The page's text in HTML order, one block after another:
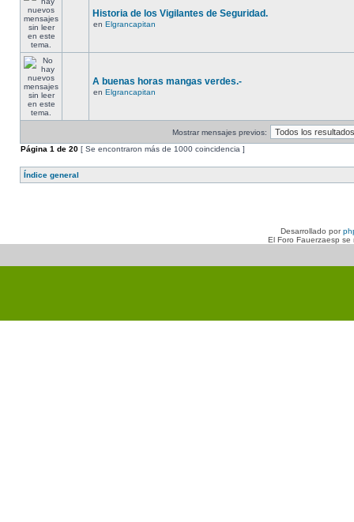
Historia de los Vigilantes de Seguridad.
en Elgrancapitan
A buenas horas mangas verdes.-
en Elgrancapitan
Mostrar mensajes previos:
Página 1 de 20 [ Se encontraron más de 1000 coincidencia ]
Índice general
Desarrollado por
El Foro Fauerzaesp